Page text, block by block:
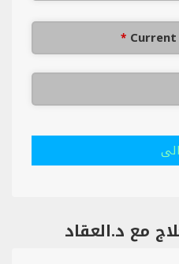
*
مع د.العقاد